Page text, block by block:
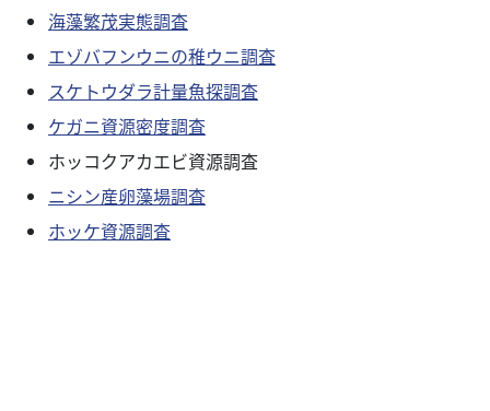
海藻繁茂実態調査
エゾバフンウニの稚ウニ調査
スケトウダラ計量魚探調査
ケガニ資源密度調査
ホッコクアカエビ資源調査
ニシン産卵藻場調査
ホッケ資源調査